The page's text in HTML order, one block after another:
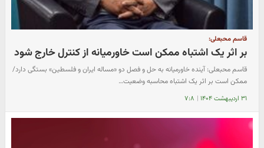
قاسم محبعلی:
بر اثر یک اشتباه ممکن است خاورمیانه از کنترل خارج شود
قاسم محبعلی: آینده خاورمیانه به حل و فصل دو «مساله ایران و فلسطین» بستگی دارد/
ممکن است بر اثر یک اشتباه محاسبه وضعیت…
۳۱ اردیبهشت ۱۴۰۴ | ۷:۸